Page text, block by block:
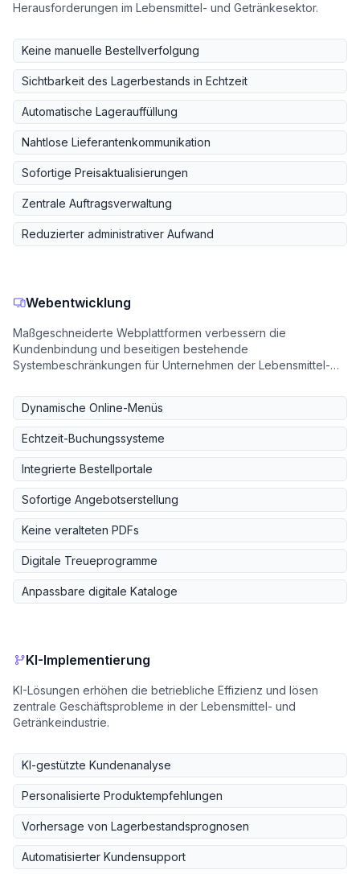
Herausforderungen im Lebensmittel- und Getränkesektor.
Keine manuelle Bestellverfolgung
Sichtbarkeit des Lagerbestands in Echtzeit
Automatische Lagerauffüllung
Nahtlose Lieferantenkommunikation
Sofortige Preisaktualisierungen
Zentrale Auftragsverwaltung
Reduzierter administrativer Aufwand
Webentwicklung
Maßgeschneiderte Webplattformen verbessern die
Kundenbindung und beseitigen bestehende
Systembeschränkungen für Unternehmen der Lebensmittel-
Dynamische Online-Menüs
Echtzeit-Buchungssysteme
Integrierte Bestellportale
Sofortige Angebotserstellung
Keine veralteten PDFs
Digitale Treueprogramme
Anpassbare digitale Kataloge
KI-Implementierung
KI-Lösungen erhöhen die betriebliche Effizienz und lösen
zentrale Geschäftsprobleme in der Lebensmittel- und
Getränkeindustrie.
KI-gestützte Kundenanalyse
Personalisierte Produktempfehlungen
Vorhersage von Lagerbestandsprognosen
Automatisierter Kundensupport